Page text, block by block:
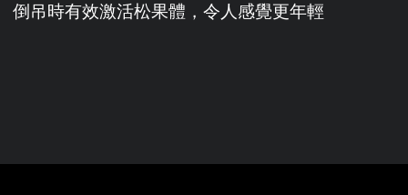
倒吊時有效激活松果體，令人感覺更年輕